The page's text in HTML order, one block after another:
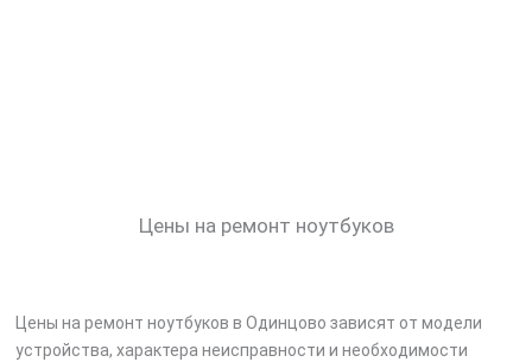
Цены на ремонт ноутбуков
Цены на ремонт ноутбуков в Одинцово зависят от модели
устройства, характера неисправности и необходимости